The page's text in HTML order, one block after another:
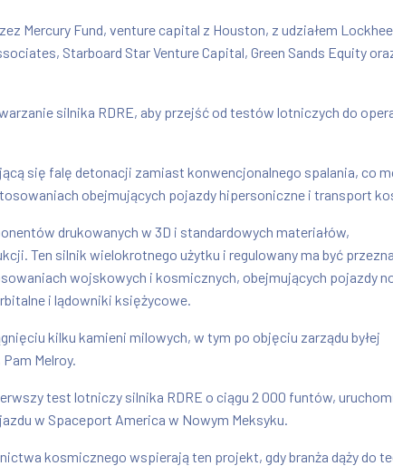
Mercury Fund, venture capital z Houston, z udziałem
Starboard Star Venture Capital, Green Sands Equity
silnika RDRE, aby przejść od testów lotniczych do
się falę detonacji zamiast konwencjonalnego spalania, co
obejmujących pojazdy hipersoniczne i transport
drukowanych w 3D i standardowych materiałów,
Ten silnik wielokrotnego użytku i regulowany ma być
wojskowych i kosmicznych, obejmujących pojazdy
i lądowniki księżycowe.
kilku kamieni milowych, w tym po objęciu zarządu byłej
Melroy.
test lotniczy silnika RDRE o ciągu 2 000 funtów,
w Spaceport America w Nowym Meksyku.
kosmicznego wspierają ten projekt, gdy branża dąży do